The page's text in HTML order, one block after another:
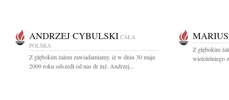
ANDRZEJ CYBULSKI CAŁA
POLSKA
Z głębokim żalem zawiadamiamy, iż w dniu 30 maja
2009 roku odszedł od nas dr inż. Andrzej...
Z głębokim
wieloletniego